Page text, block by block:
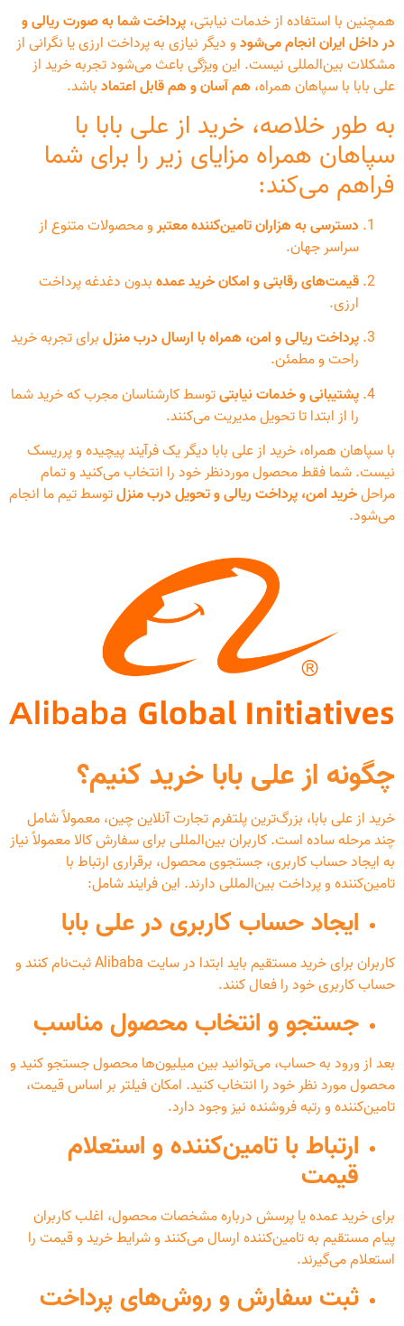
همچنین با استفاده از خدمات نیابتی،پرداخت شما به صورت ریالی و
در داخل ایران انجام می‌شودو دیگر نیازی به پرداخت ارزی یا نگرانی از
مشکلات بین‌المللی نیست. این ویژگی باعث می‌شود تجربه خرید از
علی بابا با سپاهان همراه،هم آسان و هم قابل اعتمادباشد.
به طور خلاصه، خرید از علی بابا با
سپاهان همراه مزایای زیر را برای شما
فراهم می‌کند:
دسترسی به هزاران تامین‌کننده معتبرو محصولات متنوع از
سراسر جهان.
قیمت‌های رقابتی و امکان خرید عمدهبدون دغدغه پرداخت
ارزی.
پرداخت ریالی و امن، همراه با ارسال درب منزلبرای تجربه خرید
راحت و مطمئن.
پشتیبانی و خدمات نیابتیتوسط کارشناسان مجرب که خرید شما
را از ابتدا تا تحویل مدیریت می‌کنند.
با سپاهان همراه، خرید از علی بابا دیگر یک فرآیند پیچیده و پرریسک
نیست. شما فقط محصول موردنظر خود را انتخاب می‌کنید و تمام
مراحلخرید امن، پرداخت ریالی و تحویل درب منزلتوسط تیم ما انجام
می‌شود.
چگونه از علی بابا خرید کنیم؟
خرید از علی بابا، بزرگ‌ترین پلتفرم تجارت آنلاین چین، معمولاً شامل
چند مرحله ساده است. کاربران بین‌المللی برای سفارش کالا معمولاً نیاز
به ایجاد حساب کاربری، جستجوی محصول، برقراری ارتباط با
تامین‌کننده و پرداخت بین‌المللی دارند. این فرایند شامل:
ایجاد حساب کاربری در علی بابا
کاربران برای خرید مستقیم باید ابتدا در سایت Alibaba ثبت‌نام کنند و
حساب کاربری خود را فعال کنند.
جستجو و انتخاب محصول مناسب
بعد از ورود به حساب، می‌توانید بین میلیون‌ها محصول جستجو کنید و
محصول مورد نظر خود را انتخاب کنید. امکان فیلتر بر اساس قیمت،
تامین‌کننده و رتبه فروشنده نیز وجود دارد.
ارتباط با تامین‌کننده و استعلام
قیمت
برای خرید عمده یا پرسش درباره مشخصات محصول، اغلب کاربران
پیام مستقیم به تامین‌کننده ارسال می‌کنند و شرایط خرید و قیمت را
استعلام می‌گیرند.
ثبت سفارش و روش‌های پرداخت